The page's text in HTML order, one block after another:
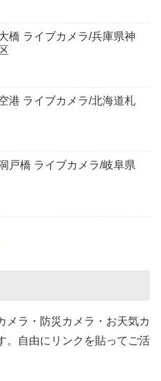
橋 ライブカメラ/兵庫県神
港 ライブカメラ/北海道札
戸橋 ライブカメラ/岐阜県
メラ・防災カメラ・お天気カ
。自由にリンクを貼ってご活